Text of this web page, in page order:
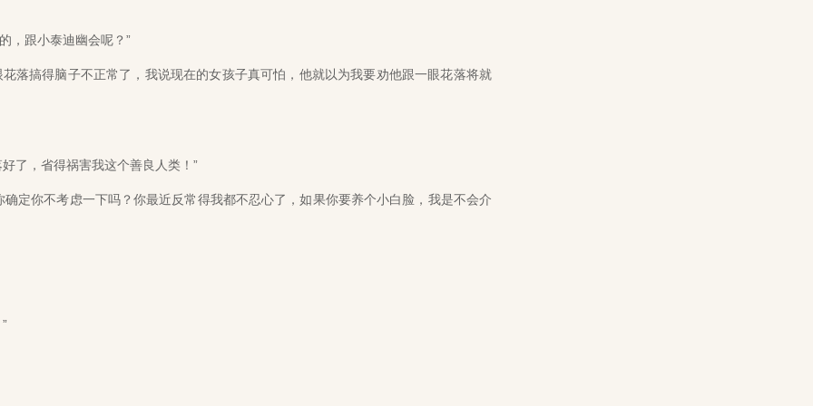
跟小泰迪幽会呢？”
搞得脑子不正常了，我说现在的女孩子真可怕，他就以为我要劝他跟一眼花落将就
，省得祸害我这个善良人类！”
你不考虑一下吗？你最近反常得我都不忍心了，如果你要养个小白脸，我是不会介